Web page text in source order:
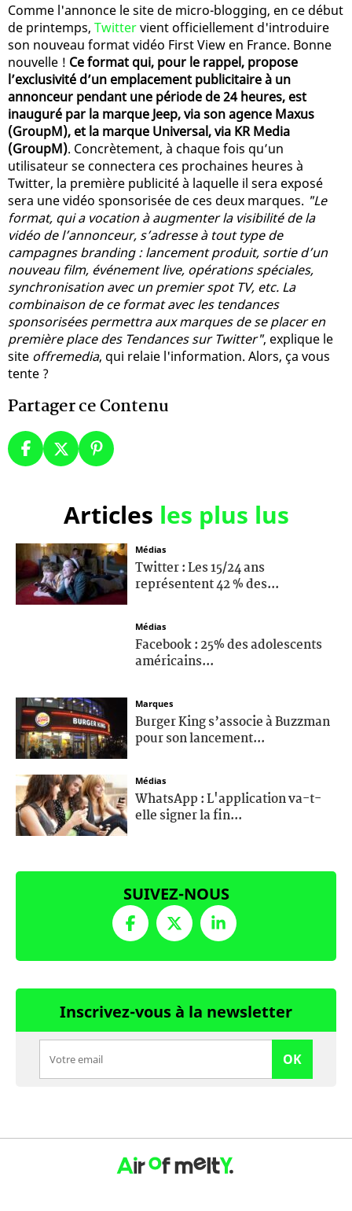
Comme l'annonce le site de micro-blogging, en ce début
de printemps, Twittervient officiellement d'introduire
son nouveau format vidéo First View en France. Bonne
nouvelle ! Ce format qui, pour le rappel, propose
l’exclusivité d’un emplacement publicitaire à un
annonceur pendant une période de 24 heures, est
inauguré par la marque Jeep, via son agence Maxus
(GroupM), et la marque Universal, via KR Media
(GroupM). Concrètement, à chaque fois qu’un
utilisateur se connectera ces prochaines heures à
Twitter, la première publicité à laquelle il sera exposé
sera une vidéo sponsorisée de ces deux marques. "Le
format, qui a vocation à augmenter la visibilité de la
vidéo de l’annonceur, s’adresse à tout type de
campagnes branding : lancement produit, sortie d’un
nouveau film, événement live, opérations spéciales,
synchronisation avec un premier spot TV, etc. La
combinaison de ce format avec les tendances
sponsorisées permettra aux marques de se placer en
première place des Tendances sur Twitter", explique le
site offremedia, qui relaie l'information. Alors, ça vous
tente ?
Partager ce Contenu
Articles les plus lus
Médias
Twitter : Les 15/24 ans
représentent 42 % des...
Médias
Facebook : 25% des adolescents
américains...
Marques
Burger King s’associe à Buzzman
pour son lancement...
Médias
WhatsApp : L'application va-t-
elle signer la fin...
SUIVEZ-NOUS
Inscrivez-vous à la newsletter
OK